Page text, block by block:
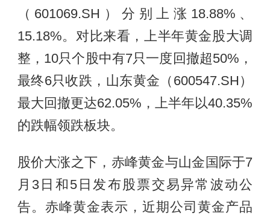
（601069.SH）分别上涨18.88%、
15.18%。对比来看，上半年黄金股大调
整，10只个股中有7只一度回撤超50%，
最终6只收跌，山东黄金（600547.SH）
最大回撤更达62.05%，上半年以40.35%
的跌幅领跌板块。
股价大涨之下，赤峰黄金与山金国际于7
月3日和5日发布股票交易异常波动公
告。赤峰黄金表示，近期公司黄金产品